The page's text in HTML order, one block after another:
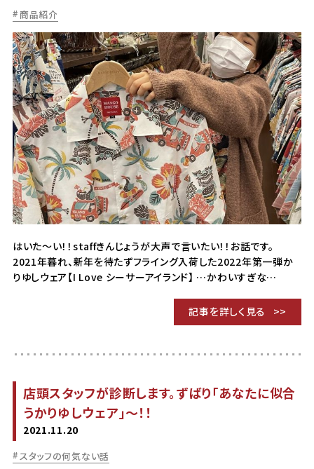
商品紹介
はいた～い！！staffきんじょうが大声で言いたい！！お話です。
2021年暮れ、新年を待たずフライング入荷した2022年第一弾か
りゆしウェア【I Love シーサーアイランド】 …かわいすぎな…
記事を詳しく見る
店頭スタッフが診断します。ずばり「あなたに似合
うかりゆしウェア」～！！
2021.11.20
スタッフの何気ない話